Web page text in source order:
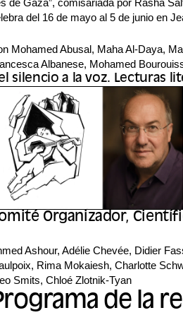
de Gaza”, comisariada por Rasha
del 16 de mayo al 5 de junio en
Mohamed Abusal, Maha Al-Daya,
Albanese, Mohamed
silencio a la voz. Lecturas
Organizador,
Ashour, Adélie Chevée, Didier
Rima Mokaiesh, Charlotte
Smits, Chloé Zlotnik-Tyan
de la